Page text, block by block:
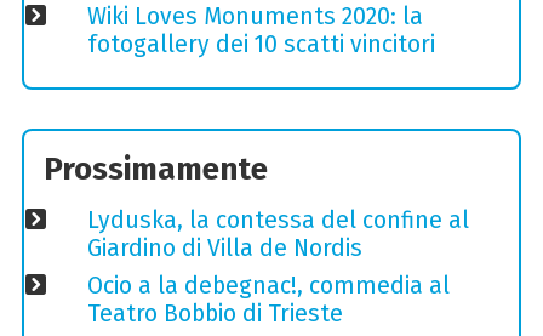
Wiki Loves Monuments 2020: la
fotogallery dei 10 scatti vincitori
Prossimamente
Lyduska, la contessa del confine al
Giardino di Villa de Nordis
Ocio a la debegnac!, commedia al
Teatro Bobbio di Trieste